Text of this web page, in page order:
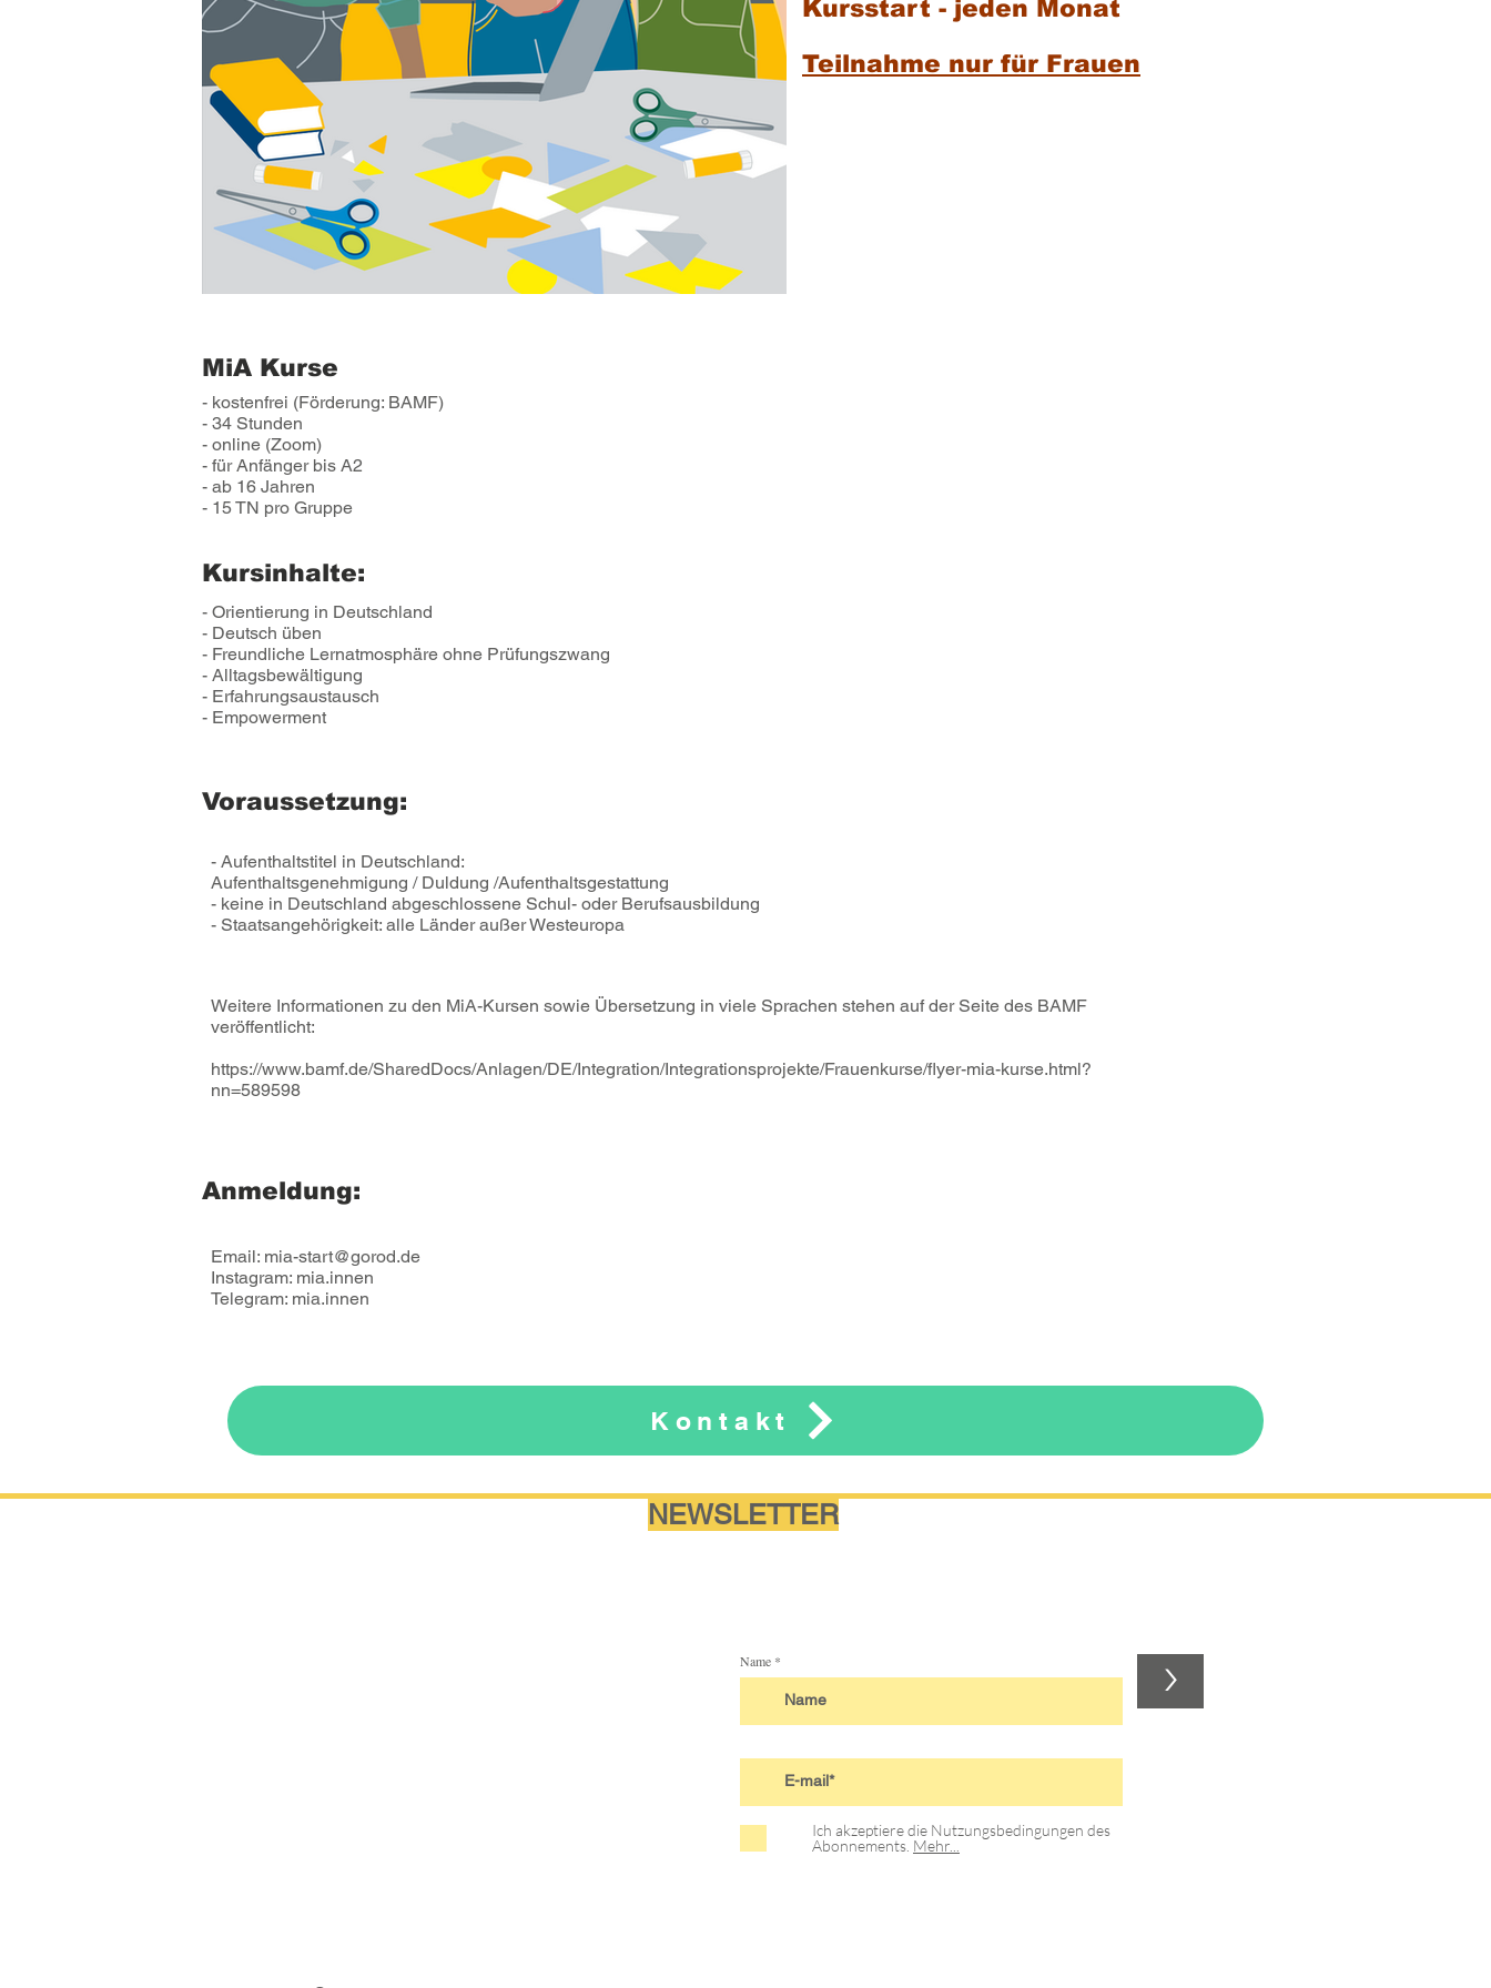
Kursstart - jeden Monat
Teilnahme nur für Frauen
MiA Kurse
- kostenfrei (Förderung: BAMF)
- 34 Stunden
- online (Zoom)
- für Anfänger bis А2
- ab 16 Jahren
- 15 TN pro Gruppe
Kursinhalte:
- Orientierung in Deutschland
- Deutsch üben
- Freundliche Lernatmosphäre ohne Prüfungszwang
- Alltagsbewältigung
- Erfahrungsaustausch
- Empowerment
Voraussetzung:
- Aufenthaltstitel in Deutschland:
Aufenthaltsgenehmigung / Duldung /Aufenthaltsgestattung
- keine in Deutschland abgeschlossene Schul- oder Berufsausbildung
- Staatsangehörigkeit: alle Länder außer Westeuropa
Weitere Informationen zu den MiA-Kursen sowie Übersetzung in viele Sprachen stehen auf der Seite des BAMF
veröffentlicht:
https://www.bamf.de/SharedDocs/Anlagen/DE/Integration/Integrationsprojekte/Frauenkurse/flyer-mia-kurse.html?
nn=589598
Anmeldung:
Email: mia-start@gorod.de
Instagram: mia.innen
Telegram: mia.innen
Kontakt
NEWSLETTER
Name >
Ich akzeptiere die Nutzungsbedingungen des
Abonnements. Mehr...